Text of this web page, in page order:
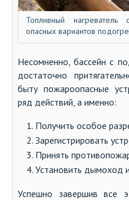
Топливный
опасных вариантов
Несомненно, бассейн с
достаточно
быту пожароопасные
ряд действий, а именно:
Получить особое
Зарегистрировать
Принять
Установить дымоход
Успешно завершив все